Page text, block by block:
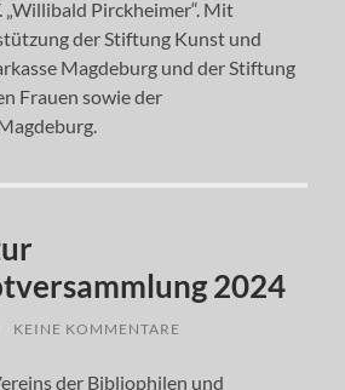
„Willibald Pirckheimer“. Mit
der Stiftung Kunst und
Magdeburg und der Stiftung
Frauen sowie der
2024
KEINE KOMMENTARE
der Bibliophilen und